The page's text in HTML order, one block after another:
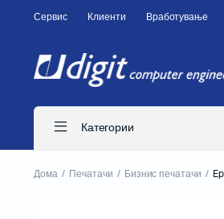
Сервис Клиенти Вработување
Категории
Дома Печатачи Бизнис печатачи